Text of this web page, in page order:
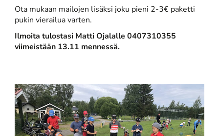
Ota mukaan mailojen lisäksi joku pieni 2-3€ paketti
pukin vierailua varten.
Ilmoita tulostasi Matti Ojalalle 0407310355
viimeistään 13.11 mennessä.